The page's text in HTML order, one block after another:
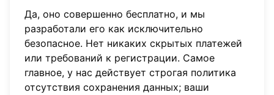
Да, оно совершенно бесплатно, и мы
разработали его как исключительно
безопасное. Нет никаких скрытых платежей
или требований к регистрации. Самое
главное, у нас действует строгая политика
отсутствия сохранения данных; ваши